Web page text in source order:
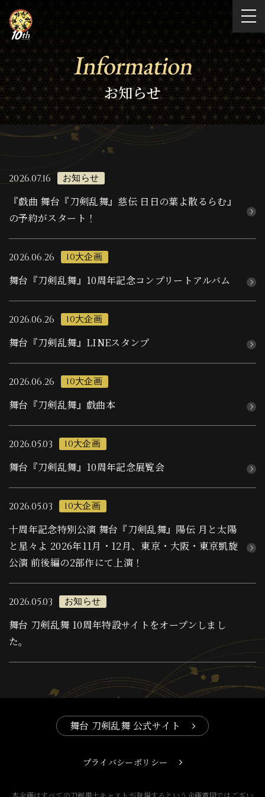
ホーム
お祝いコメントムービー
10大企画
キャラクター
舞台刀剣乱舞の歴史
お知らせ
2026.07.16 お知らせ
『戯曲 舞台『⼑剣乱舞』慈伝 ⽇⽇の葉よ散るらむ』
の予約がスタート！
2026.06.26 10大企画
舞台『刀剣乱舞』 10周年記念コンプリートアルバム
2026.06.26 10大企画
舞台『刀剣乱舞』 LINEスタンプ
2026.06.26 10大企画
舞台『刀剣乱舞』 戯曲本
2026.05.03 10大企画
舞台『刀剣乱舞』 10周年記念展覧会
2026.05.03 10大企画
十周年記念特別公演 舞台『刀剣乱舞』陽伝 月と太陽
と星々よ 2026年11月・12月、東京・大阪・東京凱旋
公演 前後編の2部作にて上演！
2026.05.03 お知らせ
舞台 刀剣乱舞 10周年特設サイトをオープンしまし
た。
舞台 刀剣乱舞 公式サイト
プライバシーポリシー
本企画はすべての刀剣男士キャストが登場するという企画意図ではござい